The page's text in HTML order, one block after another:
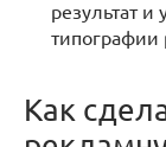
результат и
типографии
Как